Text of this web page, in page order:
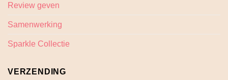
Review geven
Samenwerking
Sparkle Collectie
VERZENDING